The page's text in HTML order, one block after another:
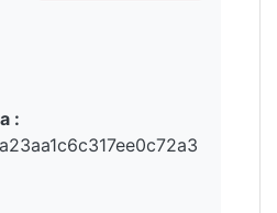
втрату
осушення
режимі.
порушення природних
птахів,
процесів та
: